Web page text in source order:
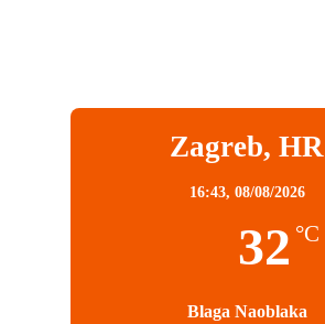
Zagreb, HR
16:43, 08/08/2026
32 °C
Blaga Naoblaka